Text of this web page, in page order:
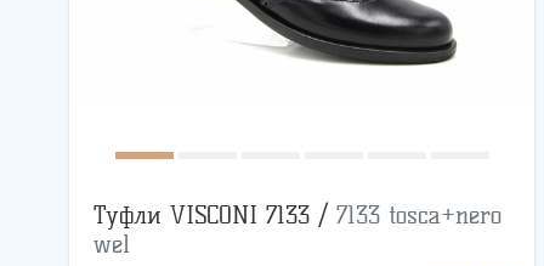
Туфли VISCONI 7133 / 7133 tosca+nero
wel